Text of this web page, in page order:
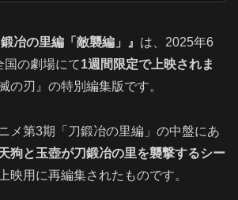
冶の里編「敵襲編」』 は、2025年6
国の劇場にて1週間限定で上映されま
の刃』の特別編集版です。
メ第3期「刀鍛冶の里編」の中盤にあ
狗と玉壺が刀鍛冶の里を襲撃するシー
映用に再編集されたものです。